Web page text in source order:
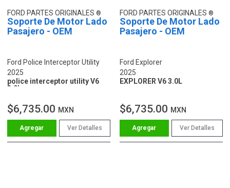
FORD PARTES ORIGINALES
Soporte De Motor Lado
Pasajero - OEM
Ford Police Interceptor Utility
2025
police interceptor utility V6
3.0L
$6,735.00 MXN
Ver Detalles
FORD PARTES ORIGINALES
Soporte De Motor Lado
Pasajero - OEM
Ford Explorer
2025
EXPLORER V6 3.0L
$6,735.00 MXN
Ver Detalles